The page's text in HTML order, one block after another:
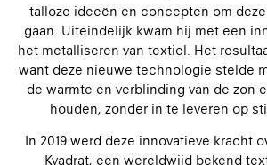
talloze ideeën en concepten om
gaan. Uiteindelijk kwam hij met een
het metalliseren van textiel. Het
want deze nieuwe technologie stelde
de warmte en verblinding van de zon
houden, zonder in te leveren op
In 2019 werd deze innovatieve kracht
Kvadrat, een wereldwijd bekend